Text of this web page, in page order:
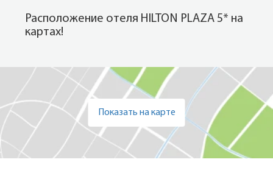
Расположение отеля HILTON PLAZA 5* на
картах!
Показать на карте